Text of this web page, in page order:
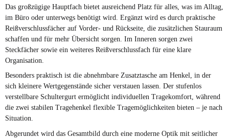
Das großzügige Hauptfach bietet ausreichend Platz für alles, was im Alltag,
im Büro oder unterwegs benötigt wird. Ergänzt wird es durch praktische
Reißverschlussfächer auf Vorder- und Rückseite, die zusätzlichen Stauraum
schaffen und für mehr Übersicht sorgen. Im Inneren sorgen zwei
Steckfächer sowie ein weiteres Reißverschlussfach für eine klare
Organisation.
Besonders praktisch ist die abnehmbare Zusatztasche am Henkel, in der
sich kleinere Wertgegenstände sicher verstauen lassen. Der stufenlos
verstellbare Schultergurt ermöglicht individuellen Tragekomfort, während
die zwei stabilen Tragehenkel flexible Tragemöglichkeiten bieten – je nach
Situation.
Abgerundet wird das Gesamtbild durch eine moderne Optik mit seitlicher